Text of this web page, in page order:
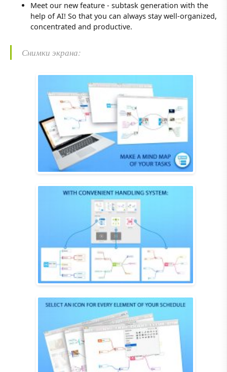
Meet our new feature - subtask generation with the
help of AI! So that you can always stay well-organized,
concentrated and productive.
Снимки экрана: